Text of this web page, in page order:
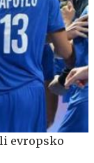
evropsko